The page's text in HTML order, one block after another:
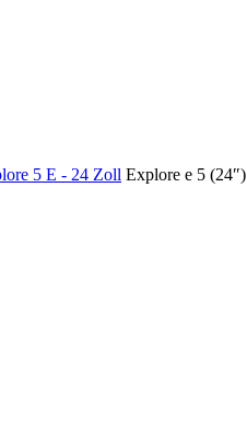
5 E - 24 Zoll Explore e 5 (24″)